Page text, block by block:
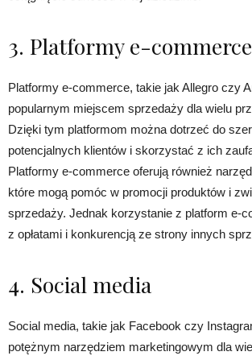
3. Platformy e-commerce
Platformy e-commerce, takie jak Allegro czy
popularnym miejscem sprzedaży dla wielu
Dzięki tym platformom można dotrzeć do
potencjalnych klientów i skorzystać z ich
Platformy e-commerce oferują również
które mogą pomóc w promocji produktów i
sprzedaży. Jednak korzystanie z platform e-
z opłatami i konkurencją ze strony innych
4. Social media
Social media, takie jak Facebook czy
potężnym narzędziem marketingowym dla